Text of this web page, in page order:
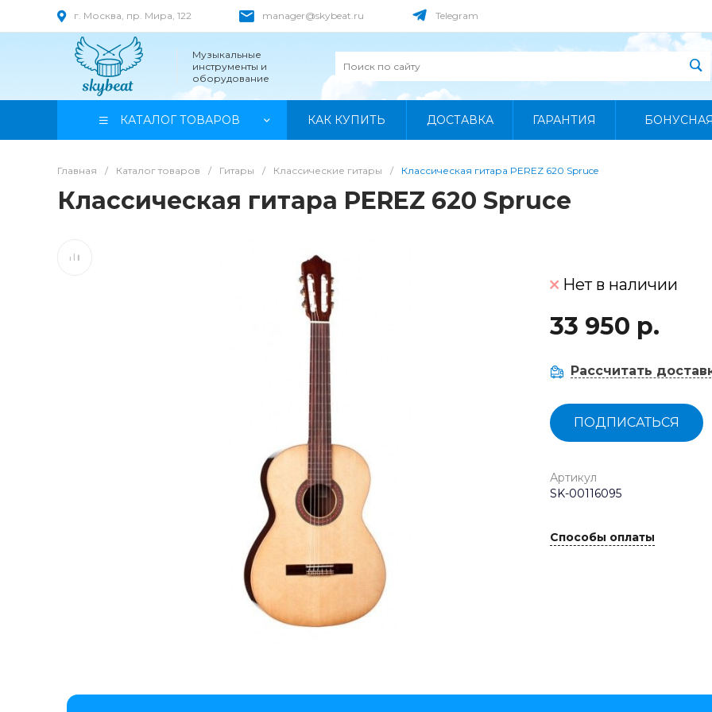
г. Москва, пр. Мира, 122 manager@skybeat.ru Telegram
Музыкальные
инструменты и
оборудование
КАТАЛОГ ТОВАРОВ КАК КУПИТЬ ДОСТАВКА ГАРАНТИЯ
Главная / Каталог товаров / Гитары / Классические гитары / Классическая гитара PEREZ 620 Spruce
Классическая гитара PEREZ 620 Spruce
Нет в наличии
33 950 р.
Рассчитать
ПОДПИСАТЬСЯ
Артикул
SK-00116095
Способы оплаты